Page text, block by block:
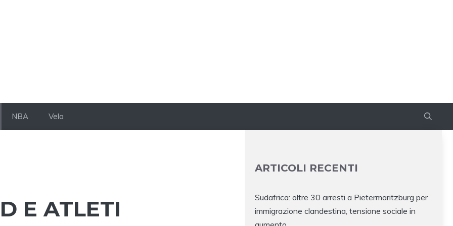
NBA Vela
E ATLETI
ARTICOLI RECENTI
Sudafrica: oltre 30 arresti a Pietermaritzburg per
immigrazione clandestina, tensione sociale in